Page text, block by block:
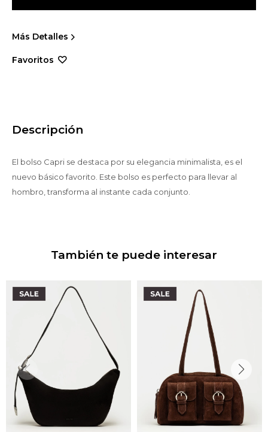
Más Detalles
Descripción
El bolso Capri se destaca por su elegancia minimalista, es el
nuevo básico favorito. Este bolso es perfecto para llevar al
hombro, transforma al instante cada conjunto.
También te puede interesar